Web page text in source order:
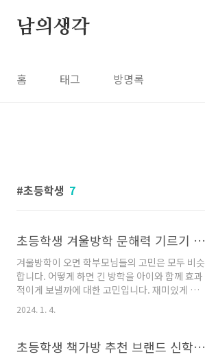
남의생각
홈 태그 방명록
초등학생 7
초등학생 겨울방학 문해력 기르기 방법 교육부 책 열매 초등 책 읽기
겨울방학이 오면 학부모님들의 고민은 모두 비슷
합니다. 어떻게 하면 긴 방학을 아이와 함께 효과
적이게 보낼까에 대한 고민입니다. 재미있게 놀
고, 체험도 다니면서 경험을 쌓아주는 것도 중요
하지만 초등 고학년이 될수록 방학 동안 학습 공
에는 아이가 더 자신감 있기를 바라는 마음입니
2024. 1. 4.
초등학생 책가방 추천 브랜드 신학기 가방 초등 입학 선물 고학년